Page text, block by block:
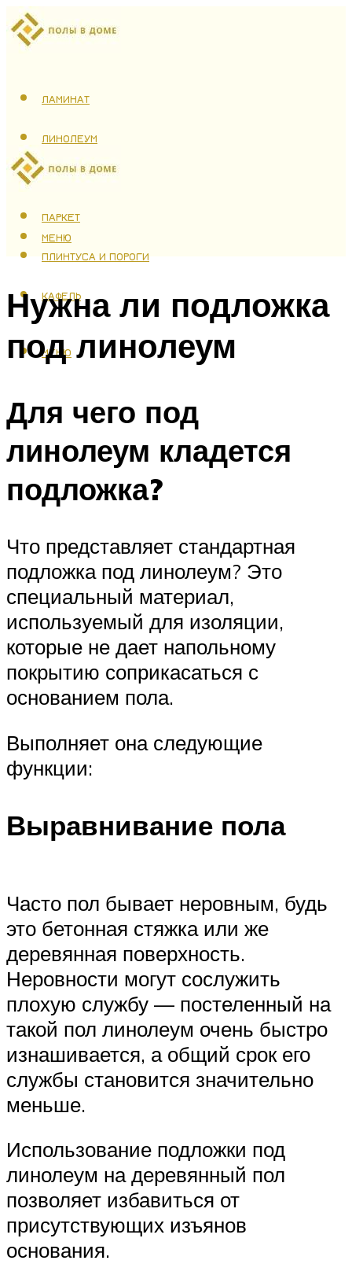
ЛАМИНАТ
ЛИНОЛЕУМ
ТЕПЛЫЙ ПОЛ
ПАРКЕТ
ПЛИНТУСА И ПОРОГИ
КАФЕЛЬ
МЕНЮ
МЕНЮ
Нужна ли подложка
под линолеум
Для чего под
линолеум кладется
подложка?
Что представляет стандартная
подложка под линолеум? Это
специальный материал,
используемый для изоляции,
которые не дает напольному
покрытию соприкасаться с
основанием пола.
Выполняет она следующие
функции:
Выравнивание пола
Часто пол бывает неровным, будь
это бетонная стяжка или же
деревянная поверхность.
Неровности могут сослужить
плохую службу — постеленный на
такой пол линолеум очень быстро
изнашивается, а общий срок его
службы становится значительно
меньше.
Использование подложки под
линолеум на деревянный пол
позволяет избавиться от
присутствующих изъянов
основания.